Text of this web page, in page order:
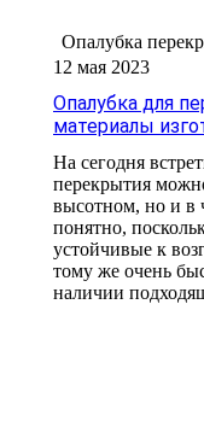
Опалубка
12 мая 2023
Опалубка для
материалы
На сегодня
перекрытия
высотном, но и в
понятно,
устойчивые к
тому же очень
наличии